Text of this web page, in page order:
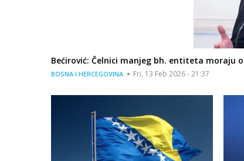
Bećirović: Čelnici manjeg bh. entiteta moraju
BOSNA I HERCEGOVINA Fri, 13 Feb 2026 - 21:37